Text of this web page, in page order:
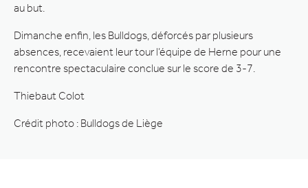
au but.
Dimanche enfin, les Bulldogs, déforcés par plusieurs
absences, recevaient leur tour l’équipe de Herne pour une
rencontre spectaculaire conclue sur le score de 3-7.
Thiebaut Colot
Crédit photo : Bulldogs de Liège